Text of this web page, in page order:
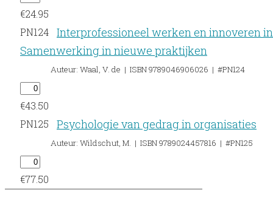
€24.95
PN124
Interprofessioneel werken en innoveren
Samenwerking in nieuwe praktijken
Auteur: Waal, V. de | ISBN 9789046906026 | #PN124
€43.50
PN125
Psychologie van gedrag in organisaties
Auteur: Wildschut, M. | ISBN 9789024457816 | #PN125
€77.50